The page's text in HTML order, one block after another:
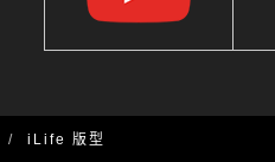
iLife 版型